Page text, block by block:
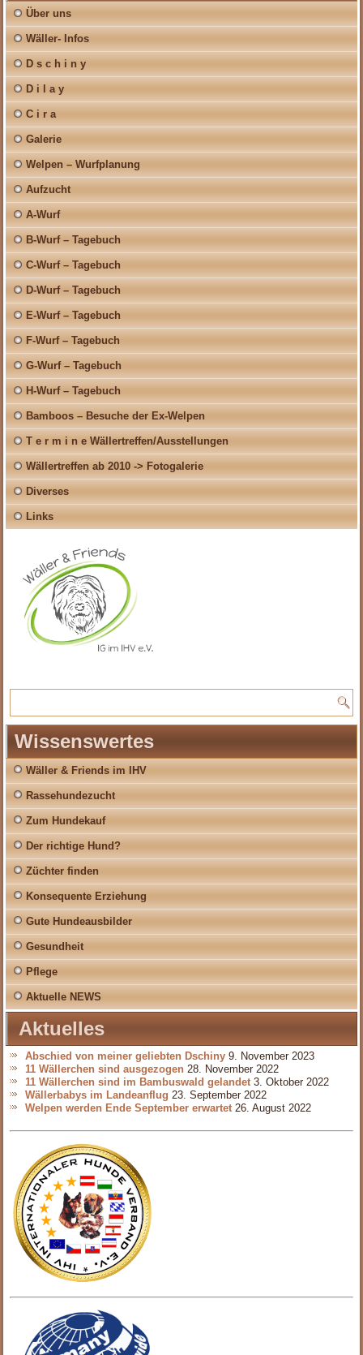
Über uns
Wäller- Infos
D s c h i n y
D i l a y
C i r a
Galerie
Welpen – Wurfplanung
Aufzucht
A-Wurf
B-Wurf – Tagebuch
C-Wurf – Tagebuch
D-Wurf – Tagebuch
E-Wurf – Tagebuch
F-Wurf – Tagebuch
G-Wurf – Tagebuch
H-Wurf – Tagebuch
Bamboos – Besuche der Ex-Welpen
T e r m i n e Wällertreffen/Ausstellungen
Wällertreffen ab 2010 -> Fotogalerie
Diverses
Links
Wissenswertes
Wäller & Friends im IHV
Rassehundezucht
Zum Hundekauf
Der richtige Hund?
Züchter finden
Konsequente Erziehung
Gute Hundeausbilder
Gesundheit
Pflege
Aktuelle NEWS
Aktuelles
Abschied von meiner geliebten Dschiny 9. November 2023
11 Wällerchen sind ausgezogen 28. November 2022
11 Wällerchen sind im Bambuswald gelandet 3. Oktober 2022
Wällerbabys im Landeanflug 23. September 2022
Welpen werden Ende September erwartet 26. August 2022